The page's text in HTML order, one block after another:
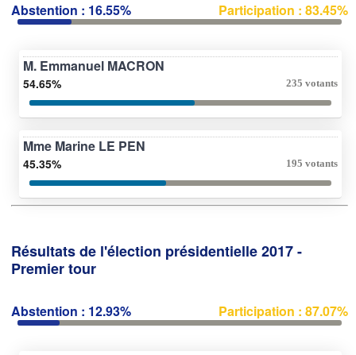
Abstention : 16.55% Participation : 83.45%
M. Emmanuel MACRON
54.65% 235 votants
Mme Marine LE PEN
45.35% 195 votants
Résultats de l'élection présidentielle 2017 -
Premier tour
Abstention : 12.93% Participation : 87.07%